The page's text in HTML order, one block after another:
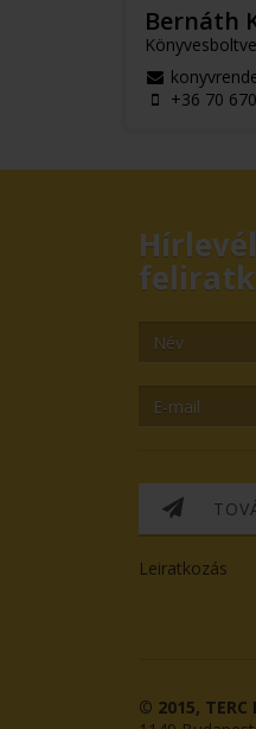
Bernáth
+36 70
Hírlevél
Leiratkozás
© 2015,